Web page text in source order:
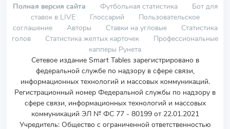
Полная версия сайта Футбольная статистика
Бот для
ставок в LIVE
Глоссарий
Пользовательское
соглашение
Авторы Ставки на угловые
Статистика
голов
Статистика желтых карточек
Профессиональные
капперы Рунета
Сетевое издание Smart Tables зарегистрировано в
федеральной службе по надзору в сфере связи,
информационных технологий и массовых коммуникаций.
Регистрационный номер Федеральной службы по надзору в
сфере связи, информационных технологий и массовых
коммуникаций ЭЛ № ФС 77 - 80199 от 22.01.2021
Учредитель: Общество с ограниченной ответственностью